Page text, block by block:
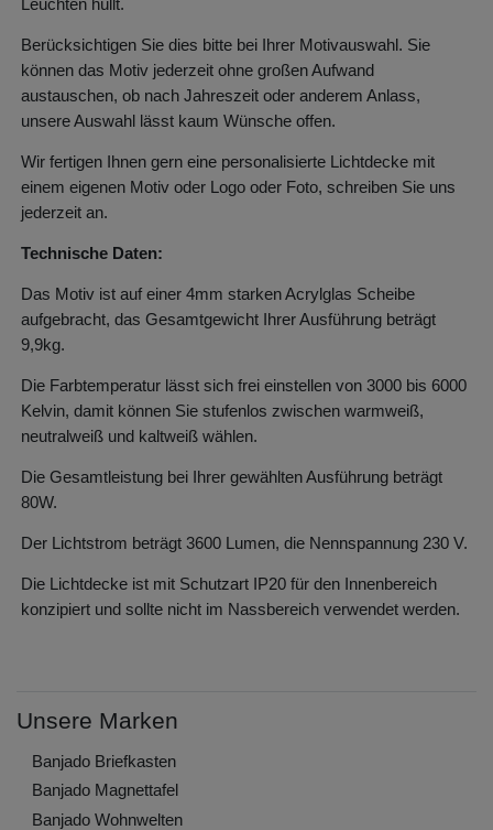
Berücksichtigen Sie dies bitte bei Ihrer Motivauswahl. Sie
können das Motiv jederzeit ohne großen Aufwand
austauschen, ob nach Jahreszeit oder anderem Anlass,
unsere Auswahl lässt kaum Wünsche offen.
Wir fertigen Ihnen gern eine personalisierte Lichtdecke mit
einem eigenen Motiv oder Logo oder Foto, schreiben Sie uns
jederzeit an.
Technische Daten:
Das Motiv ist auf einer 4mm starken Acrylglas Scheibe
aufgebracht, das Gesamtgewicht Ihrer Ausführung beträgt
9,9kg.
Die Farbtemperatur lässt sich frei einstellen von 3000 bis 6000
Kelvin, damit können Sie stufenlos zwischen warmweiß,
neutralweiß und kaltweiß wählen.
Die Gesamtleistung bei Ihrer gewählten Ausführung beträgt
80W.
Der Lichtstrom beträgt 3600 Lumen, die Nennspannung 230 V.
Die Lichtdecke ist mit Schutzart IP20 für den Innenbereich
konzipiert und sollte nicht im Nassbereich verwendet werden.
Unsere Marken
Banjado Briefkasten
Banjado Magnettafel
Banjado Wohnwelten